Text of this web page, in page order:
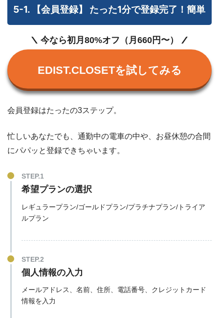
5-1. 【会員登録】 たった1分で登録完了！簡単
今なら初月80%オフ（月660円〜）
EDIST.CLOSETを試してみる
会員登録はたったの3ステップ。
忙しいあなたでも、通勤中の電車の中や、お昼休憩の合間
にパパッと登録できちゃいます。
希望プランの選択
レギュラープラン/ゴールドプラン/プラチナプラン/トライア
ルプラン
個人情報の入力
メールアドレス、名前、住所、電話番号、クレジットカード
情報を入力